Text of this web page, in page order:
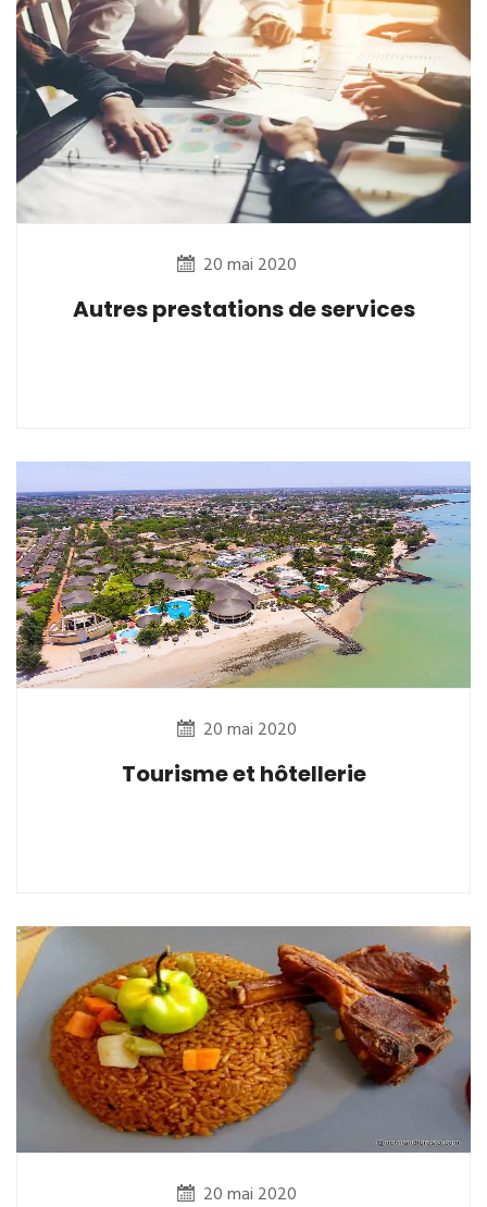
20 mai 2020
Autres prestations de services
20 mai 2020
Tourisme et hôtellerie
20 mai 2020